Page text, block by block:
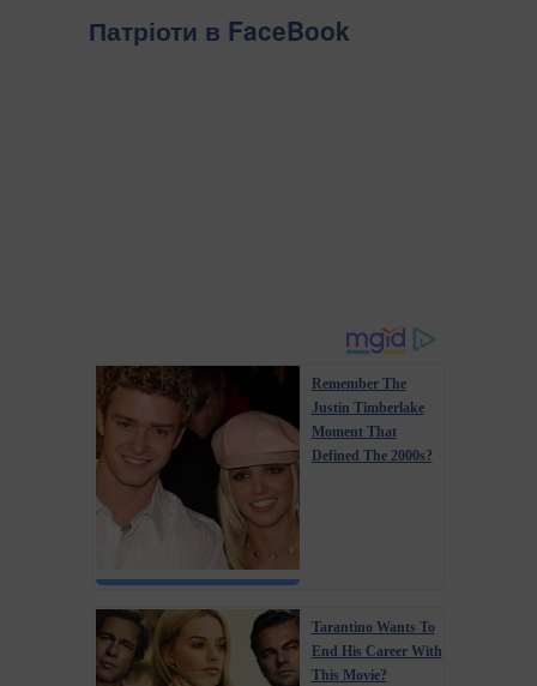
Патріоти в FaceBook
Remember The
Justin Timberlake
Moment That
Defined The 2000s?
Tarantino Wants To
End His Career With
This Movie?